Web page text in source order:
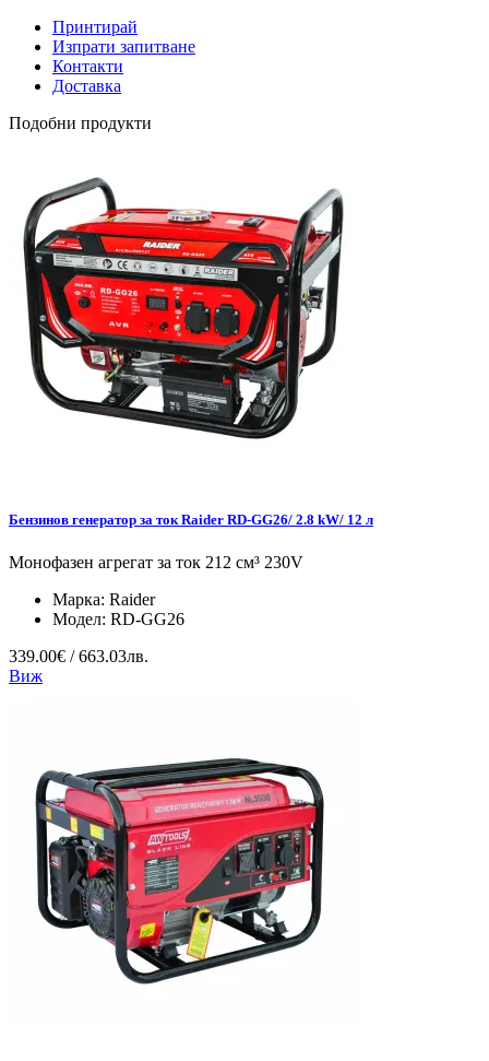
Принтирай
Изпрати запитване
Контакти
Доставка
Подобни продукти
Бензинов генератор за ток Raider RD-GG26/ 2.8 kW/ 12 л
Монофазен агрегат за ток 212 см³ 230V
Марка: Raider
Модел: RD-GG26
339.00€ / 663.03лв.
Виж